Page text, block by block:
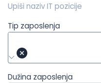
Tip zaposlenja
Dužina zaposlenja